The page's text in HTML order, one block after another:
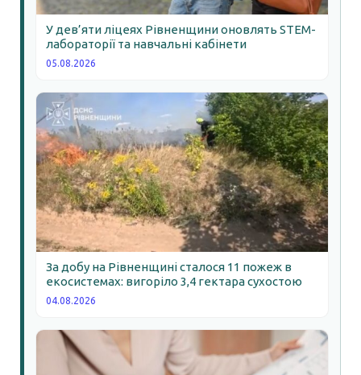
У дев’яти ліцеях Рівненщини оновлять STEM-
лабораторії та навчальні кабінети
05.08.2026
За добу на Рівненщині сталося 11 пожеж в
екосистемах: вигоріло 3,4 гектара сухостою
04.08.2026